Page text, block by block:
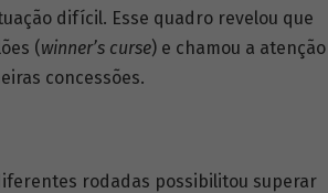
difícil. Esse quadro revelou que
(winner’s curse) e chamou a atenção
concessões.
rodadas possibilitou superar